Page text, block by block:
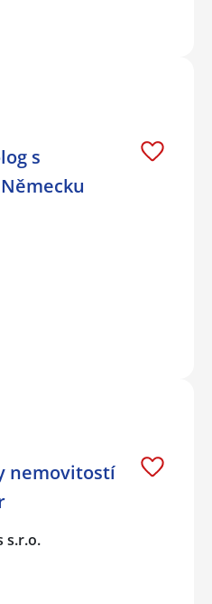
s
nemovitostí
s.r.o.